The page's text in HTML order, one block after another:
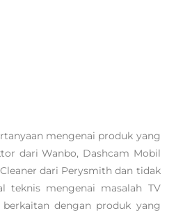
mengenai produk yang
dari Wanbo, Dashcam Mobil
dari Perysmith dan tidak
teknis mengenai masalah TV
dengan produk yang